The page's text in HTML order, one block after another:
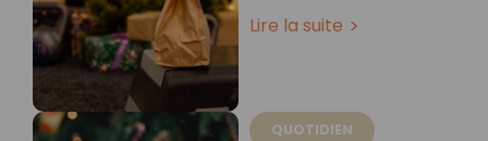
Lire la suite
QUOTIDIEN